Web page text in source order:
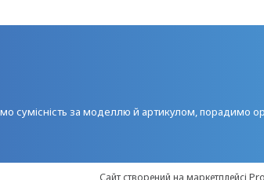
сумісність за моделлю й артикулом, порадимо
Сайт створений на маркетплейсі